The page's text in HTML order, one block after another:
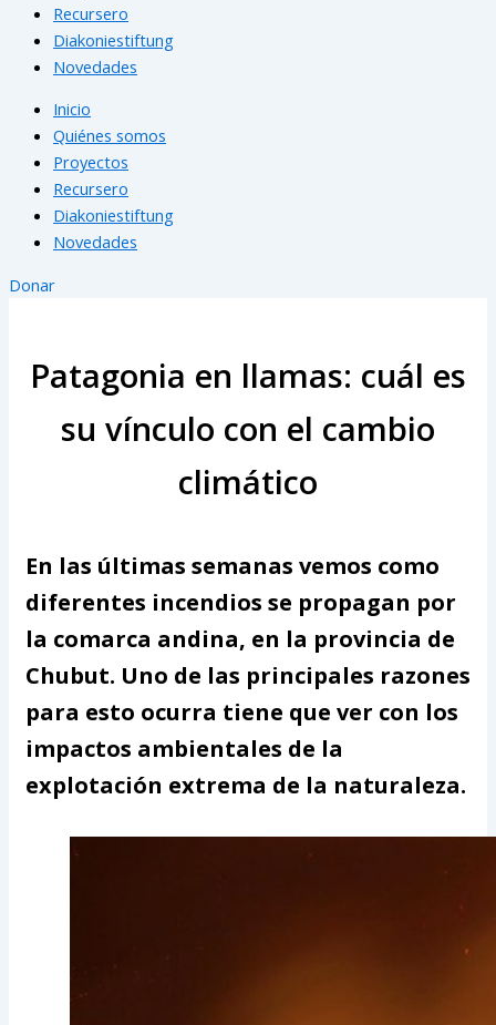
Recursero
Diakoniestiftung
Novedades
Inicio
Quiénes somos
Proyectos
Recursero
Diakoniestiftung
Novedades
Donar
Patagonia en llamas: cuál es
su vínculo con el cambio
climático
En las últimas semanas vemos como
diferentes incendios se propagan por
la comarca andina, en la provincia de
Chubut. Uno de las principales razones
para esto ocurra tiene que ver con los
impactos ambientales de la
explotación extrema de la naturaleza.